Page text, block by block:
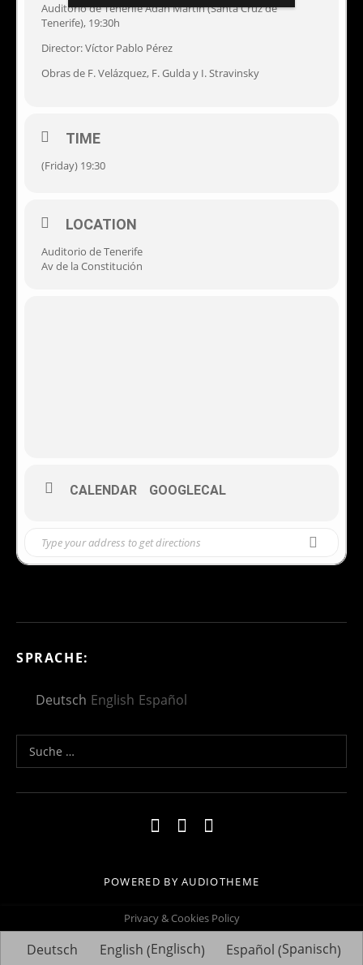
Auditorio de Tenerife Adán Martín (Santa Cruz de
Tenerife), 19:30h
Director: Víctor Pablo Pérez
Obras de F. Velázquez, F. Gulda y I. Stravinsky
TIME
(Friday) 19:30
LOCATION
Auditorio de Tenerife
Av de la Constitución
CALENDAR GOOGLECAL
SPRACHE:
Deutsch English Español
Suche nach:
Social Media Profiles
Impressum
Kontakt
POWERED BYAUDIOTHEME
Privacy & Cookies Policy
Deutsch English (Englisch) Español (Spanisch)